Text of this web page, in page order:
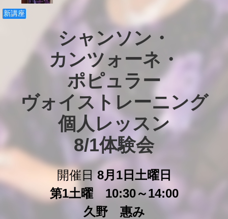
新講座
シャンソン・
カンツォーネ・
ポピュラー
ヴォイストレーニング
個人レッスン
8/1体験会
開催日 8月1日土曜日
第1土曜 10:30～14:00
久野 惠み